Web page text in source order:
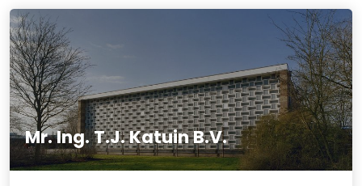
Mr. Ing. T.J. Katuin B.V.